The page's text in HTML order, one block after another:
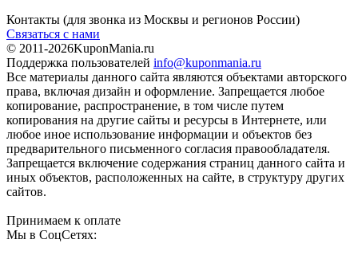
Контакты (для звонка из Москвы и регионов России)
Связаться с нами
© 2011-2026KuponMania.ru
Поддержка пользователей info@kuponmania.ru
Все материалы данного сайта являются объектами авторского
права, включая дизайн и оформление. Запрещается любое
копирование, распространение, в том числе путем
копирования на другие сайты и ресурсы в Интернете, или
любое иное использование информации и объектов без
предварительного письменного согласия правообладателя.
Запрещается включение содержания страниц данного сайта и
иных объектов, расположенных на сайте, в структуру других
сайтов.
Принимаем к оплате
Мы в СоцСетях: